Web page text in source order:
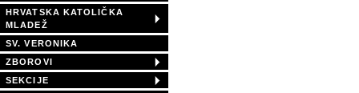
HRVATSKA KATOLIČKA
MLADEŽ
SV. VERONIKA
ZBOROVI
SEKCIJE